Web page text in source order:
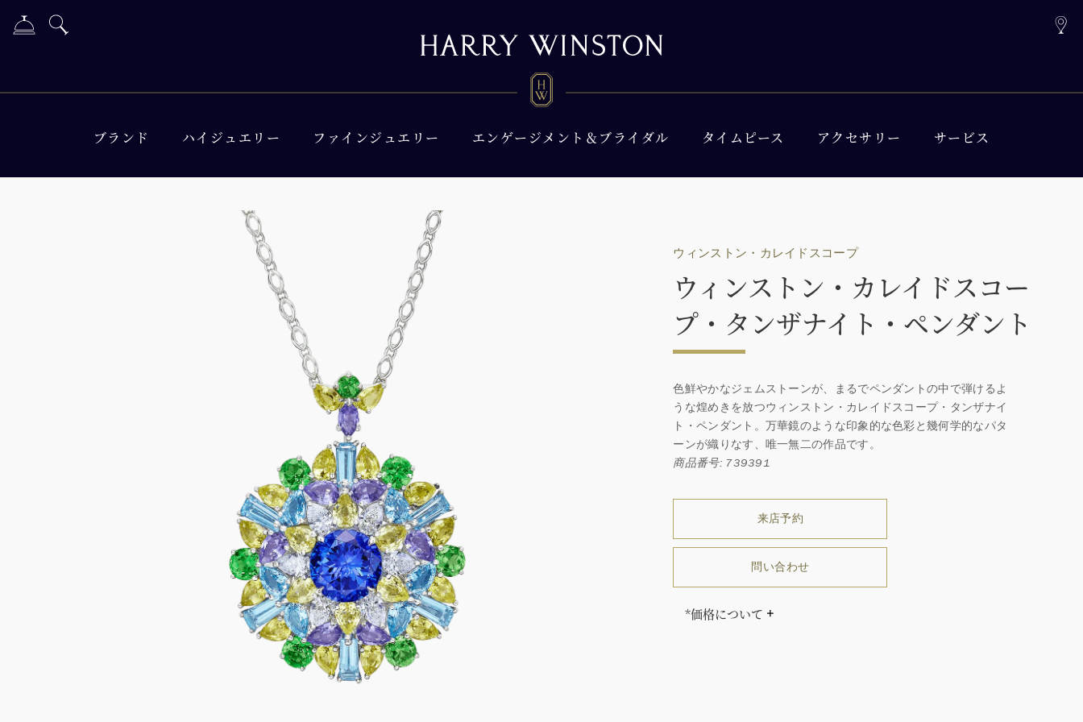
ブランド ハイジュエリー ファインジュエリー エンゲージメント＆ブライダル タイムピース アクセサリー サービス
ウィンストン・カレイドスコープ
ウィンストン・カレイドスコー
プ・タンザナイト・ペンダント
色鮮やかなジェムストーンが、まるでペンダントの中で弾けるよ
うな煌めきを放つウィンストン・カレイドスコープ・タンザナイ
ト・ペンダント。万華鏡のような印象的な色彩と幾何学的なパタ
ーンが織りなす、唯一無二の作品です。
商品番号: 739391
来店予約
問い合わせ
*価格について